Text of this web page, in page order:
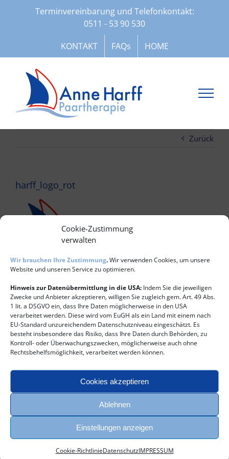
Cookie-Zustimmung
verwalten
Wir brauchen Ihre Zustimmung.Wir verwenden Cookies, um unsere
Website und unseren Service zu optimieren.
Hinweis zur Datenübermittlung in die USA: Indem Sie die jeweiligen
Zwecke und Anbieter akzeptieren, willigen Sie zugleich gem. Art. 49 Abs.
1 lit. a DSGVO ein, dass Ihre Daten möglicherweise in den USA
verarbeitet werden. Diese wird vom EuGH als ein Land mit einem nach
EU-Standard unzureichendem Datenschutzniveau eingeschätzt. Es
besteht insbesondere das Risiko, dass Ihre Daten durch Behörden, zu
Kontroll- oder Überwachungszwecken, möglicherweise auch ohne
Rechtsbehelfsmöglichkeit, verarbeitet werden können.
Cookies akzeptieren
Ablehnen
Einstellungen anzeigen
Cookie-RichtlinieDatenschutzIMPRESSUM
Terminvereinbarung und Telefonkontakt:
0511 - 53 90 530
KONTAKT FAQs HOME
Zurück
harff_logo_rot
harff_logo_rot
Share This Story, Choose Your Platform!
Facebook
E-
Mail
oliver_b